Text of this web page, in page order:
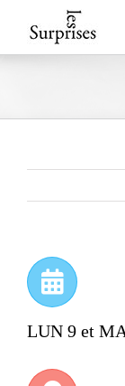
to
LUN 9 et